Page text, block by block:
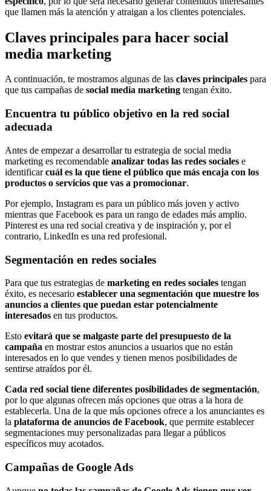
que llamen más la atención y atraigan a los clientes potenciales.
Claves principales para hacer social
media marketing
A continuación, te mostramos algunas de las claves principales para
que tus campañas de social media marketing tengan éxito.
Encuentra tu público objetivo en la red social
adecuada
Antes de empezar a desarrollar tu estrategia de social media
marketing es recomendable analizar todas las redes sociales e
identificarcuál es la que tiene el público que más encaja con los
productos o servicios que vas a promocionar.
Por ejemplo, Instagram es para un público más joven y activo
mientras que Facebook es para un rango de edades más amplio.
Pinterest es una red social creativa y de inspiración y, por el
contrario, LinkedIn es una red profesional.
Segmentación en redes sociales
Para que tus estrategias de marketing en redes sociales tengan
éxito, es necesario establecer una segmentación que muestre los
anuncios a clientes que puedan estar potencialmente
interesados en tus productos.
Esto evitará que se malgaste parte del presupuesto de la
campaña en mostrar estos anuncios a usuarios que no están
interesados en lo que vendes y tienen menos posibilidades de
sentirse atraídos por él.
Cada red social tiene diferentes posibilidades de segmentación,
por lo que algunas ofrecen más opciones que otras a la hora de
establecerla. Una de la que más opciones ofrece a los anunciantes es
la plataforma de anuncios de Facebook, que permite establecer
segmentaciones muy personalizadas para llegar a públicos
específicos muy acotados.
Campañas de Google Ads